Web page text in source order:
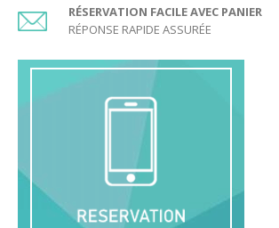
RÉSERVATION FACILE AVEC PANIER
RÉPONSE RAPIDE ASSURÉE